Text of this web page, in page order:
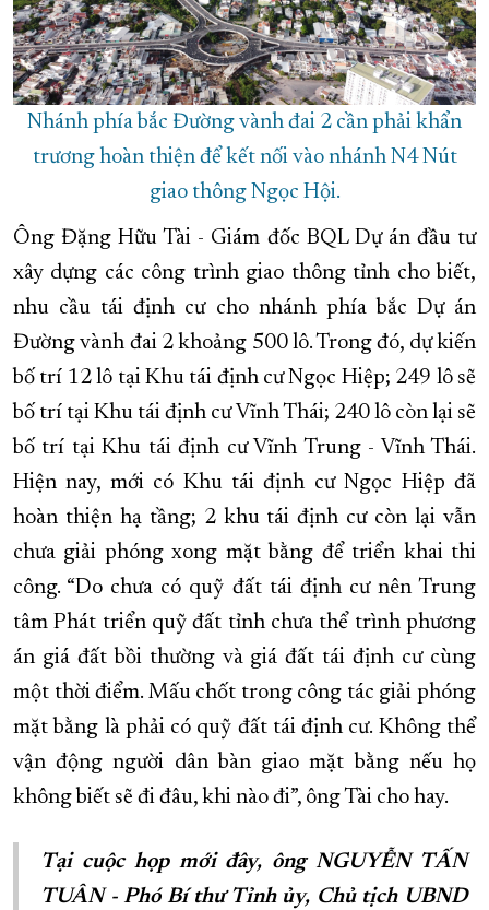
Nhánh phía bắc Đường vành đai 2 cần phải khẩn
trương hoàn thiện để kết nối vào nhánh N4 Nút
giao thông Ngọc Hội.
Ông Đặng Hữu Tài - Giám đốc BQL Dự án đầu tư
xây dựng các công trình giao thông tỉnh cho biết,
nhu cầu tái định cư cho nhánh phía bắc Dự án
Đường vành đai 2 khoảng 500 lô. Trong đó, dự kiến
bố trí 12 lô tại Khu tái định cư Ngọc Hiệp; 249 lô sẽ
bố trí tại Khu tái định cư Vĩnh Thái; 240 lô còn lại sẽ
bố trí tại Khu tái định cư Vĩnh Trung - Vĩnh Thái.
Hiện nay, mới có Khu tái định cư Ngọc Hiệp đã
hoàn thiện hạ tầng; 2 khu tái định cư còn lại vẫn
chưa giải phóng xong mặt bằng để triển khai thi
công. “Do chưa có quỹ đất tái định cư nên Trung
tâm Phát triển quỹ đất tỉnh chưa thể trình phương
án giá đất bồi thường và giá đất tái định cư cùng
một thời điểm. Mấu chốt trong công tác giải phóng
mặt bằng là phải có quỹ đất tái định cư. Không thể
vận động người dân bàn giao mặt bằng nếu họ
không biết sẽ đi đâu, khi nào đi”, ông Tài cho hay.
Tại cuộc họp mới đây, ông NGUYỄN TẤN
TUÂN - Phó Bí thư Tỉnh ủy, Chủ tịch UBND